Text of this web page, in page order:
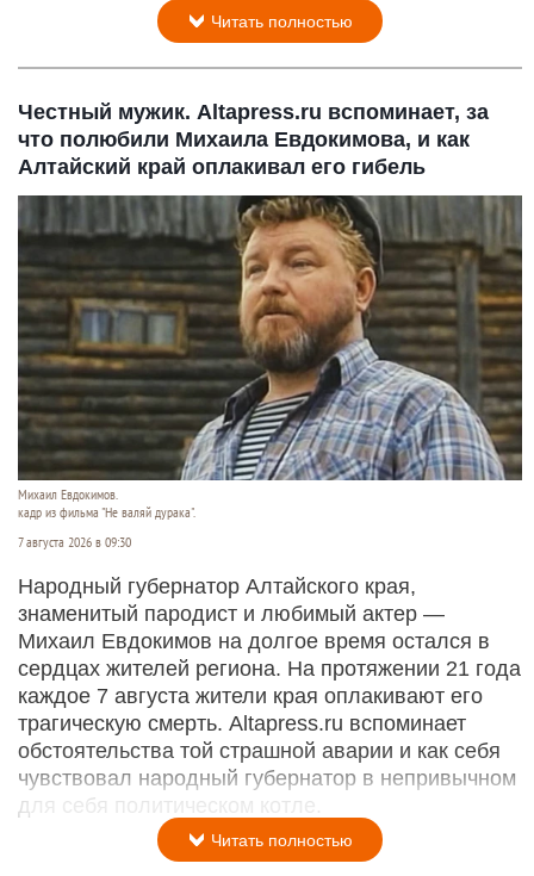
Читать полностью
Честный мужик. Altapress.ru вспоминает, за
что полюбили Михаила Евдокимова, и как
Алтайский край оплакивал его гибель
Михаил Евдокимов.
кадр из фильма "Не валяй дурака".
7 августа 2026 в 09:30
Народный губернатор Алтайского края,
знаменитый пародист и любимый актер —
Михаил Евдокимов на долгое время остался в
сердцах жителей региона. На протяжении 21 года
каждое 7 августа жители края оплакивают его
трагическую смерть. Altapress.ru вспоминает
обстоятельства той страшной аварии и как себя
чувствовал народный губернатор в непривычном
для себя политическом котле.
Читать полностью